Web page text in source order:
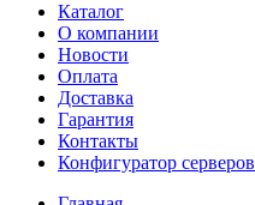
Каталог
О компании
Новости
Оплата
Доставка
Гарантия
Контакты
Конфигуратор серверов